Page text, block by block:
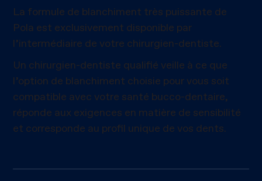
La formule de blanchiment très puissante de
Pola est exclusivement disponible par
l’intermédiaire de votre chirurgien-dentiste.
Un chirurgien-dentiste qualifié veille à ce que
l’option de blanchiment choisie pour vous soit
compatible avec votre santé bucco-dentaire,
réponde aux exigences en matière de sensibilité
et corresponde au profil unique de vos dents.